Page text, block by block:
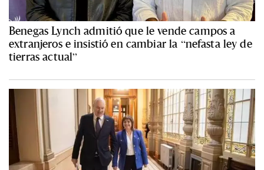
Benegas Lynch admitió que le vende campos a
extranjeros e insistió en cambiar la “nefasta ley de
tierras actual”